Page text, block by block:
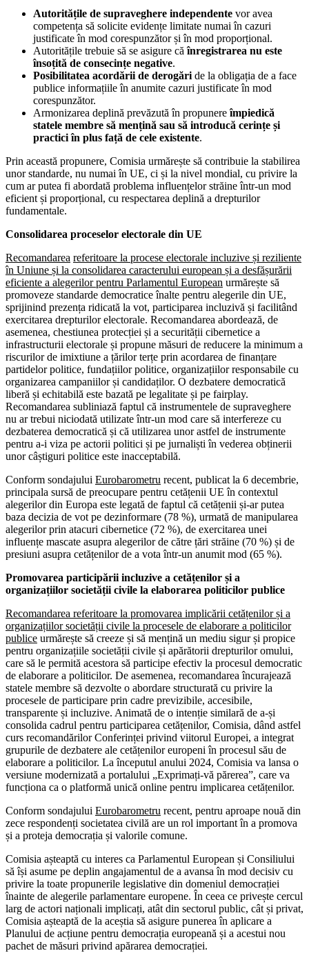
Autoritățile de supraveghere independente vor avea
competența să solicite evidențe limitate numai în cazuri
justificate în mod corespunzător și în mod proporțional.
Autoritățile trebuie să se asigure căînregistrarea nu este
însoțită de consecințe negative.
Posibilitatea acordării de derogări de la obligația de a face
publice informațiile în anumite cazuri justificate în mod
corespunzător.
Armonizarea deplină prevăzută în propunereîmpiedică
statele membre să mențină sau să introducă cerințe și
practici în plus față de cele existente.
Prin această propunere, Comisia urmărește să contribuie la stabilirea
unor standarde, nu numai în UE, ci și la nivel mondial, cu privire la
cum ar putea fi abordată problema influențelor străine într-un mod
eficient și proporțional, cu respectarea deplină a drepturilor
fundamentale.
Consolidarea proceselor electorale din UE
Recomandarea referitoare la procese electorale incluzive și reziliente
în Uniune și la consolidarea caracterului european și a desfășurării
eficiente a alegerilor pentru Parlamentul European urmărește să
promoveze standarde democratice înalte pentru alegerile din UE,
sprijinind prezența ridicată la vot, participarea incluzivă și facilitând
exercitarea drepturilor electorale. Recomandarea abordează, de
asemenea, chestiunea protecției și a securității cibernetice a
infrastructurii electorale și propune măsuri de reducere la minimum a
riscurilor de imixtiune a țărilor terțe prin acordarea de finanțare
partidelor politice, fundațiilor politice, organizațiilor responsabile cu
organizarea campaniilor și candidaților. O dezbatere democratică
liberă și echitabilă este bazată pe legalitate și pe fairplay.
Recomandarea subliniază faptul că instrumentele de supraveghere
nu ar trebui niciodată utilizate într-un mod care să interfereze cu
dezbaterea democratică și că utilizarea unor astfel de instrumente
pentru a-i viza pe actorii politici și pe jurnaliști în vederea obținerii
unor câștiguri politice este inacceptabilă.
Conform sondajului Eurobarometru recent, publicat la 6 decembrie,
principala sursă de preocupare pentru cetățenii UE în contextul
alegerilor din Europa este legată de faptul că cetățenii și-ar putea
baza decizia de vot pe dezinformare (78 %), urmată de manipularea
alegerilor prin atacuri cibernetice (72 %), de exercitarea unei
influențe mascate asupra alegerilor de către țări străine (70 %) și de
presiuni asupra cetățenilor de a vota într-un anumit mod (65 %).
Promovarea participării incluzive a cetățenilor și a
organizațiilor societății civile la elaborarea politicilor publice
Recomandarea referitoare la promovarea implicării cetățenilor și a
organizațiilor societății civile la procesele de elaborare a politicilor
publice urmărește să creeze și să mențină un mediu sigur și propice
pentru organizațiile societății civile și apărătorii drepturilor omului,
care să le permită acestora să participe efectiv la procesul democratic
de elaborare a politicilor. De asemenea, recomandarea încurajează
statele membre să dezvolte o abordare structurată cu privire la
procesele de participare prin cadre previzibile, accesibile,
transparente și incluzive. Animată de o intenție similară de a-și
consolida cadrul pentru participarea cetățenilor, Comisia, dând astfel
curs recomandărilor Conferinței privind viitorul Europei, a integrat
grupurile de dezbatere ale cetățenilor europeni în procesul său de
elaborare a politicilor. La începutul anului 2024, Comisia va lansa o
versiune modernizată a portalului „Exprimați-vă părerea”, care va
funcționa ca o platformă unică online pentru implicarea cetățenilor.
Conform sondajului Eurobarometru recent, pentru aproape nouă din
zece respondenți societatea civilă are un rol important în a promova
și a proteja democrația și valorile comune.
Comisia așteaptă cu interes ca Parlamentul European și Consiliului
să își asume pe deplin angajamentul de a avansa în mod decisiv cu
privire la toate propunerile legislative din domeniul democrației
înainte de alegerile parlamentare europene. În ceea ce privește cercul
larg de actori naționali implicați, atât din sectorul public, cât și privat,
Comisia așteaptă de la aceștia să asigure punerea în aplicare a
Planului de acțiune pentru democrația europeană și a acestui nou
pachet de măsuri privind apărarea democrației.